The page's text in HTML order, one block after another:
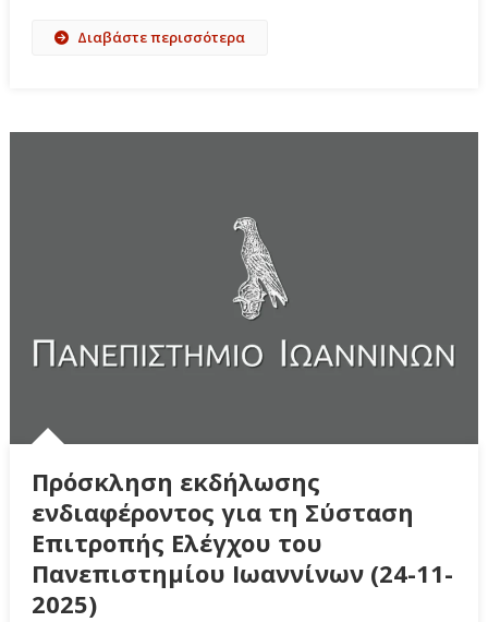
Διαβάστε περισσότερα
Πρόσκληση εκδήλωσης
ενδιαφέροντος για τη Σύσταση
Επιτροπής Ελέγχου του
Πανεπιστημίου Ιωαννίνων (24-11-
2025)